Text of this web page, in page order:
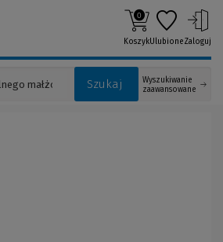
Szukaj
Wyszukiwanie
zaawansowane
0
KoszykUlubioneZaloguj